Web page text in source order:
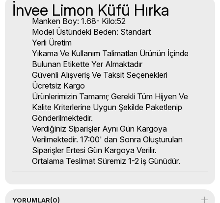
İnvee Limon Küfü Hırka
Manken Boy: 1.68- Kilo:52
Model Üstündeki Beden: Standart
Yerli Üretim
Yıkama Ve Kullanım Talimatları Ürünün İçinde
Bulunan Etikette Yer Almaktadır
Güvenli Alışveriş Ve Taksit Seçenekleri
Ücretsiz Kargo
Ürünlerimizin Tamamı; Gerekli Tüm Hijyen Ve
Kalite Kriterlerine Uygun Şekilde Paketlenip
Gönderilmektedir.
Verdiğiniz Siparişler Aynı Gün Kargoya
Verilmektedir. 17:00' dan Sonra Oluşturulan
Siparişler Ertesi Gün Kargoya Verilir.
Ortalama Teslimat Süremiz 1-2 iş Günüdür.
YORUMLAR(0)